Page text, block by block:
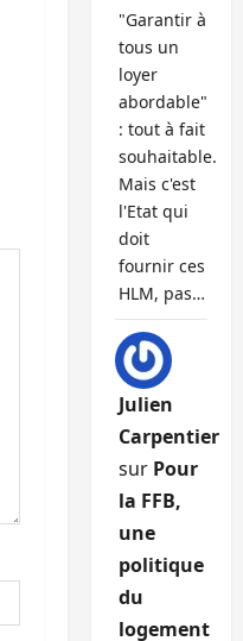
"Garantir à
tous un
loyer
abordable"
: tout à fait
souhaitable.
Mais c'est
l'Etat qui
doit
fournir ces
HLM, pas…
Julien
Carpentier
sur Pour
la FFB,
une
politique
du
logement